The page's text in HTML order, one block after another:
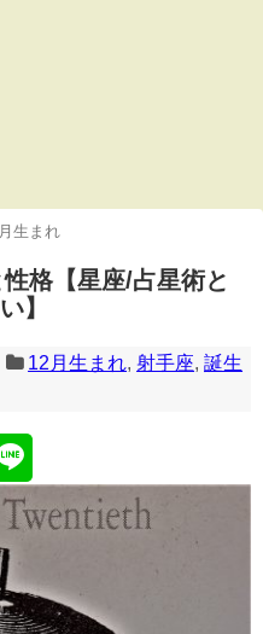
生まれ
格【星座/占星術と
】
12月生まれ,射手座,誕生